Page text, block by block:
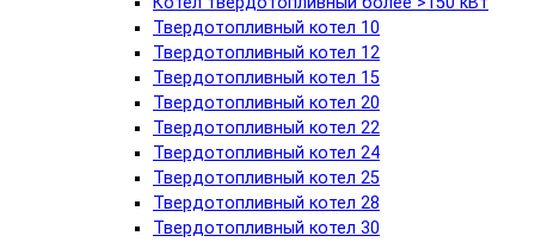
Твердотопливный котел 10
Твердотопливный котел 12
Твердотопливный котел 15
Твердотопливный котел 20
Твердотопливный котел 22
Твердотопливный котел 24
Твердотопливный котел 25
Твердотопливный котел 28
Твердотопливный котел 30